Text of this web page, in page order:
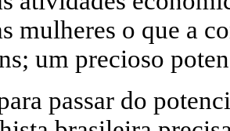
mulheres o que a
um precioso
passar do